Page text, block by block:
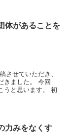
体があることを
させていただき、
きました。 今回
うと思います。 初
力みをなくす